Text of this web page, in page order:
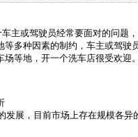
主或驾驶员经常要面对的问题
等多种因素的制约，车主或驾
场等地，开一个洗车店很受欢
发展，目前市场上存在规模各